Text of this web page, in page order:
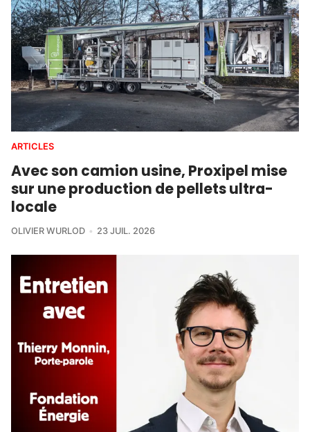
ARTICLES
Avec son camion usine, Proxipel mise
sur une production de pellets ultra-
locale
OLIVIER WURLOD 23 JUIL. 2026